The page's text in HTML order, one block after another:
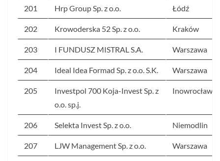
201 Hrp Group Sp. z o.o. Łódź
202 Krowoderska 52 Sp. z o.o. Kraków
203 I FUNDUSZ MISTRAL S.A. Warszawa
204 Ideal Idea Formad Sp. z o.o. S.K. Warszawa
205
Investpol 700 Koja-Invest Sp. z
o.o. sp.j.
Inowrocław
206 Selekta Invest Sp. z o.o. Niemodlin
207 LJW Management Sp. z o.o. Warszawa